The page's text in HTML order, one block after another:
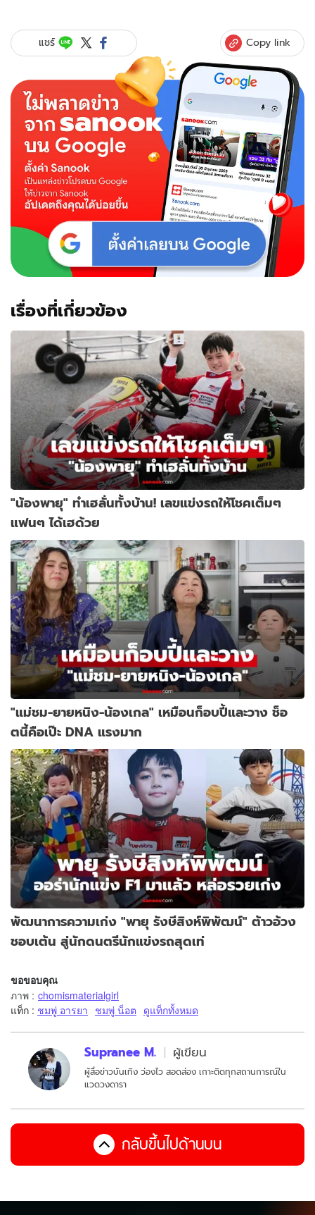
า"
เปิด
ครั้ง
แรก?
โยง
ข่าว
สามี
บ้าน
เล็ก
พูด
ไม่รู้
สึก
โกหก
แชร์ Copy link
เรื่องที่เกี่ยวข้อง
"น้องพายุ" ทำเฮลั่นทั้งบ้าน! เลขแข่งรถให้โชคเต็มๆ
แฟนๆ ได้เฮด้วย
"แม่ชม-ยายหนิง-น้องเกล" เหมือนก็อบปี้และวาง ช็อ
ตนี้คือเป๊ะ DNA แรงมาก
พัฒนาการความเก่ง "พายุ รังษีสิงห์พิพัฒน์" ต้าวอ้วง
ชอบเต้น สู่นักดนตรีนักแข่งรถสุดเท่
ขอขอบคุณ
ภาพ : chomismaterialgirl
แท็ก : ชมพู่ อารยา ชมพู่ น็อต ดูแท็กทั้งหมด
Supranee M. ผู้เขียน
ผู้สื่อข่าวบันเทิง ว่องไว สอดส่อง เกาะติดทุกสถานการณ์ใน
แวดวงดารา
กลับขึ้นไปด้านบน